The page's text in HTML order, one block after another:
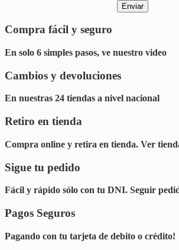
Compra fácil y seguro
En solo 6 simples pasos, ve nuestro video
Cambios y devoluciones
En nuestras 24 tiendas a nivel nacional
Retiro en tienda
Compra online y retira en tienda. Ver
Sigue tu pedido
Fácil y rápido sólo con tu DNI. Seguir
Pagos Seguros
Pagando con tu tarjeta de debito o crédito!